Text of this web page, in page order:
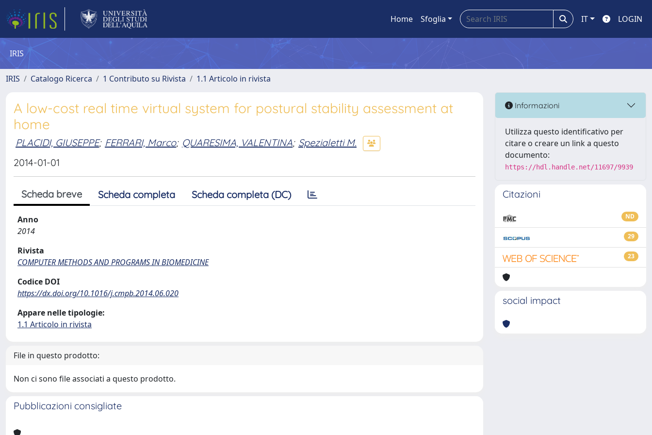
Home Sfoglia IT LOGIN
IRIS
IRIS Catalogo Ricerca 1 Contributo su Rivista 1.1 Articolo in rivista
A low-cost real time virtual system for postural stability assessment at
home
PLACIDI, GIUSEPPE; FERRARI, Marco; QUARESIMA, VALENTINA; Spezialetti M.
2014-01-01
Scheda breve Scheda completa Scheda completa (DC)
Anno
2014
Rivista
COMPUTER METHODS AND PROGRAMS IN BIOMEDICINE
Codice DOI
https://dx.doi.org/10.1016/j.cmpb.2014.06.020
Appare nelle tipologie:
1.1 Articolo in rivista
File in questo prodotto:
Non ci sono file associati a questo prodotto.
Pubblicazioni consigliate
Informazioni
Utilizza questo identificativo per
citare o creare un link a questo
documento:
https://hdl.handle.net/11697/9939
Citazioni
ND
29
23
social impact